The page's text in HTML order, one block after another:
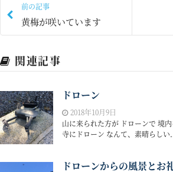
前の記事
黄梅が咲いています
関連記事
ドローン
2018年10月9日
山に来られた方が ドローンで 境
寺にドローン なんて、素晴らしい
ドローンからの風景とお